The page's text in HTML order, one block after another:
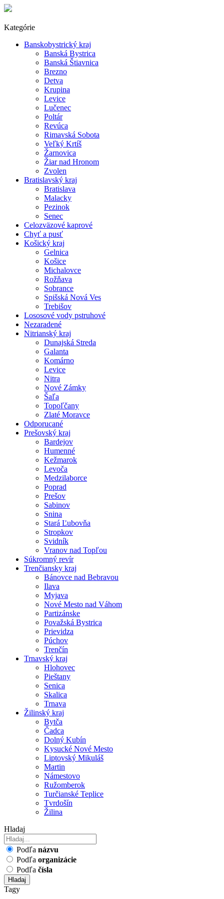
Kategórie
Banskobystrický kraj
Banská Bystrica
Banská Štiavnica
Brezno
Detva
Krupina
Levice
Lučenec
Poltár
Revúca
Rimavská Sobota
Veľký Krtíš
Žarnovica
Žiar nad Hronom
Zvolen
Bratislavský kraj
Bratislava
Malacky
Pezinok
Senec
Celozväzové kaprové
Chyť a pusť
Košický kraj
Gelnica
Košice
Michalovce
Rožňava
Sobrance
Spišská Nová Ves
Trebišov
Lososové vody pstruhové
Nezaradené
Nitrianský kraj
Dunajská Streda
Galanta
Komárno
Levice
Nitra
Nové Zámky
Šaľa
Topoľčany
Zlaté Moravce
Odporucané
Prešovský kraj
Bardejov
Humenné
Kežmarok
Levoča
Medzilaborce
Poprad
Prešov
Sabinov
Snina
Stará Ľubovňa
Stropkov
Svidník
Vranov nad Topľou
Súkromný revír
Trenčiansky kraj
Bánovce nad Bebravou
Ilava
Myjava
Nové Mesto nad Váhom
Partizánske
Považská Bystrica
Prievidza
Púchov
Trenčín
Trnavský kraj
Hlohovec
Pieštany
Senica
Skalica
Trnava
Žilinský kraj
Bytča
Čadca
Dolný Kubín
Kysucké Nové Mesto
Liptovský Mikuláš
Martin
Námestovo
Ružomberok
Turčianské Teplice
Tvrdošín
Žilina
Hladaj
Podľa názvu
Podľa organizácie
Podľa čísla
Hladaj
Tagy